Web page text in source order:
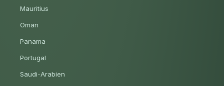
Mauritius
Oman
Panama
Portugal
Saudi-Arabien